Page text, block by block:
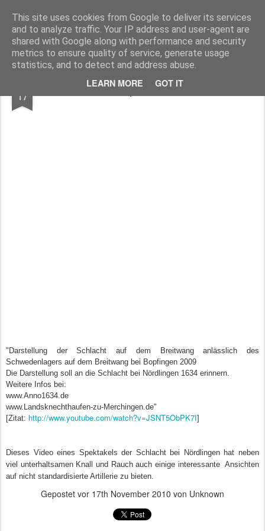
This site uses cookies from Google to deliver its services
and to analyze traffic. Your IP address and user-agent are
shared with Google along with performance and security
metrics to ensure quality of service, generate usage
statistics, and to detect and address abuse.
LEARN MORE GOT IT
Der Dreißigjährige Krieg in 1/72 - The Thirty Years War in 1/72
Rakovnik 1620 Prag 1620 Krippen Lackierung
17 Spektakel
"Darstellung der Schlacht auf dem Breitwang anlässlich des
Schwedenlagers auf dem Breitwang bei Bopfingen 2009
Die Darstellung soll an die Schlacht bei Nördlingen 1634 erinnern.
Weitere Infos bei:
www.Anno1634.de
www.Landsknechthaufen-zu-Merchingen.de"
[Zitat: http://www.youtube.com/watch?v=JSNT5ObPK7I]
Dieses Video eines Spektakels der Schlacht bei Nördlingenhat neben
viel unterhaltsamen Knall und Rauch auch einige interessante Ansichten
auf nicht standardisierte Artillerie zu bieten.
Gepostet vor 17th November 2010 von Unknown